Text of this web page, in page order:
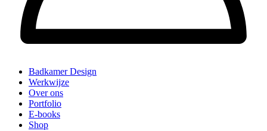
Badkamer Design
Werkwijze
Over ons
Portfolio
E-books
Shop